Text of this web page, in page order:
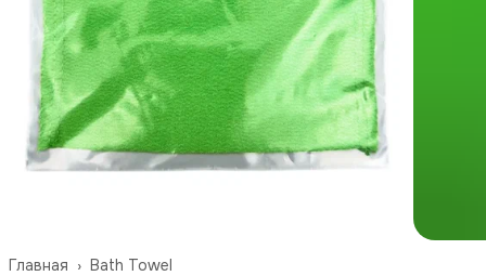
Bath Towel
Главная ›